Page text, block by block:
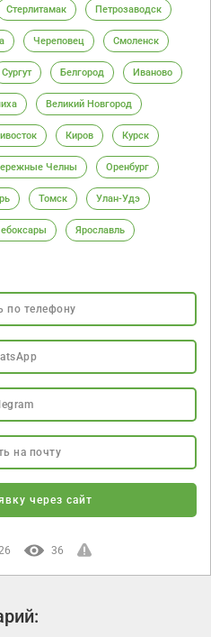
Стерлитамак Петрозаводск
Череповец Смоленск
Сургут Белгород Иваново
Великий Новгород
Киров Курск
Челны Оренбург
Томск Улан-Удэ
Ярославль
по телефону
на почту
через сайт
36